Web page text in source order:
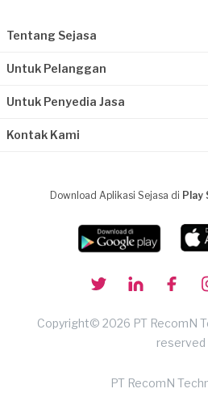
Tentang Sejasa
Untuk Pelanggan
Untuk Penyedia Jasa
Kontak Kami
Download Aplikasi Sejasa di Play
Copyright© 2026 PT RecomN
reserved
PT RecomN